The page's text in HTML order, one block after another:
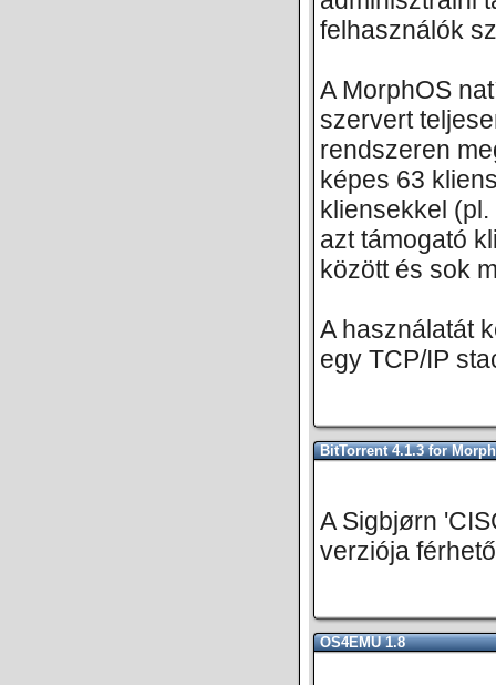
felhasználók
A MorphOS
szervert
rendszeren
képes 63
kliensekkel
azt támogató
között és sok
A használatát
egy TCP/IP
BitTorrent 4.1.3 for
A Sigbjørn
verziója
OS4EMU 1.8